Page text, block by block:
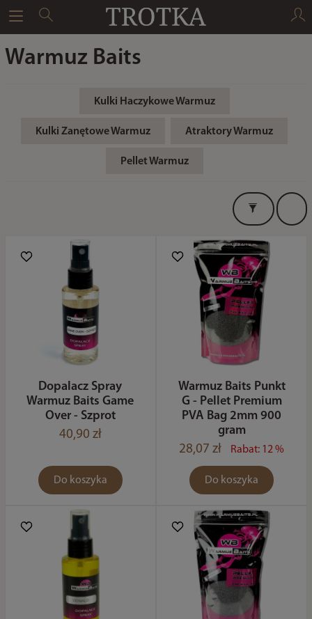
Warmuz Baits
Kulki Haczykowe Warmuz
Kulki Zanętowe Warmuz Atraktory Warmuz
Pellet Warmuz
Dopalacz Spray
Warmuz Baits Game
Over - Szprot
40,90 zł
Do koszyka
Warmuz Baits Punkt
G - Pellet Premium
PVA Bag 2mm 900
gram
28,07 zł
Rabat: 12 %
Do koszyka